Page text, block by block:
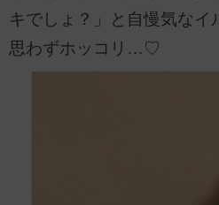
キでしょ？」と自慢気なイ
思わずホッコリ…♡